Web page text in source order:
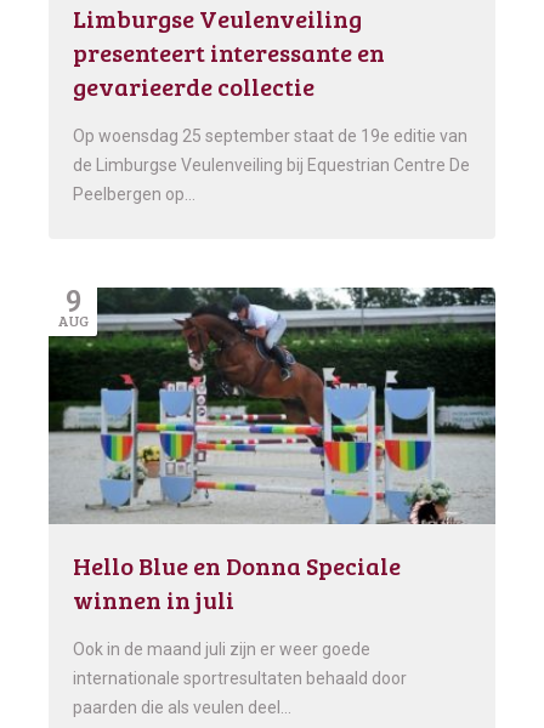
Limburgse Veulenveiling
presenteert interessante en
gevarieerde collectie
Op woensdag 25 september staat de 19e editie van
de Limburgse Veulenveiling bij Equestrian Centre De
Peelbergen op…
9
AUG
Hello Blue en Donna Speciale
winnen in juli
Ook in de maand juli zijn er weer goede
internationale sportresultaten behaald door
paarden die als veulen deel…